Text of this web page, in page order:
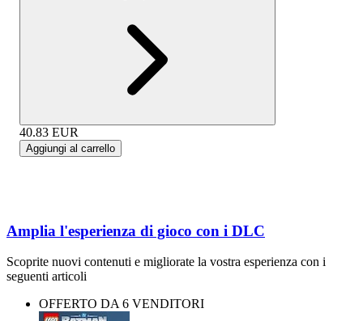
40.83 EUR
Aggiungi al carrello
Amplia l'esperienza di gioco con i DLC
Scoprite nuovi contenuti e migliorate la vostra esperienza con i
seguenti articoli
OFFERTO DA 6 VENDITORI